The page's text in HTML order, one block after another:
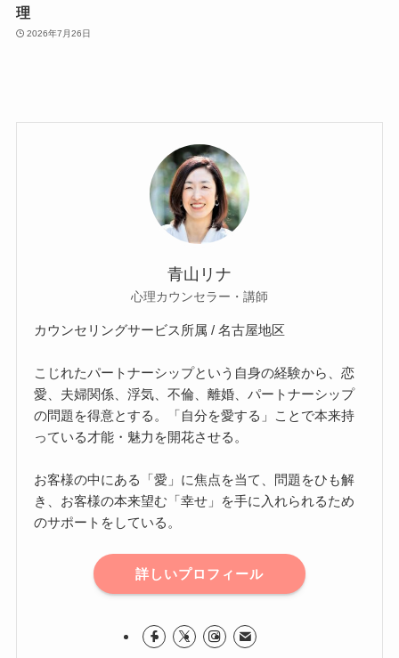
理
2026年7月26日
青山リナ
心理カウンセラー・講師
カウンセリングサービス所属 / 名古屋地区
こじれたパートナーシップという自身の経験から、恋
愛、夫婦関係、浮気、不倫、離婚、パートナーシップ
の問題を得意とする。「自分を愛する」ことで本来持
っている才能・魅力を開花させる。
お客様の中にある「愛」に焦点を当て、問題をひも解
き、お客様の本来望む「幸せ」を手に入れられるため
のサポートをしている。
詳しいプロフィール